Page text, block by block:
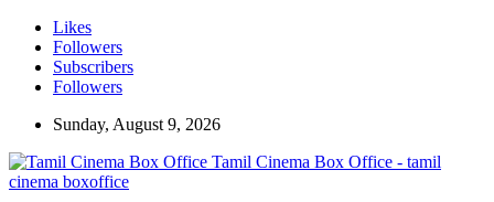
Likes
Followers
Subscribers
Followers
Sunday, August 9, 2026
Tamil Cinema Box Office - tamil
cinema boxoffice